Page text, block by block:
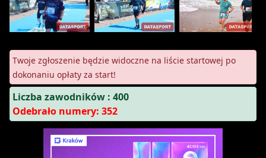
Twoje zgłoszenie będzie widoczne na liście startowej po
dokonaniu opłaty za start!
Liczba zawodników : 400
Odebrało numery: 352